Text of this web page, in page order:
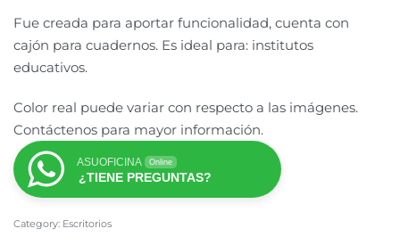
Fue creada para aportar funcionalidad, cuenta con
cajón para cuadernos. Es ideal para: institutos
educativos.
Color real puede variar con respecto a las imágenes.
Contáctenos para mayor información.
ASUOFICINA Online
¿TIENE PREGUNTAS?
Category: Escritorios